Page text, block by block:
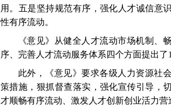
用。五是坚持规范有序，强化人才诚信意
性有序流动。
《意见》从健全人才流动市场机制、
序、完善人才流动服务体系四个方面提出了
此外，《意见》要求各级人力资源社
策措施，狠抓督查落实，强化宣传引导，
才顺畅有序流动、激发人才创新创业活力营